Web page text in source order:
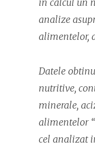
in calcul un
analize
alimentelor,
Datele
nutritive,
minerale,
alimentelor
cel analizat